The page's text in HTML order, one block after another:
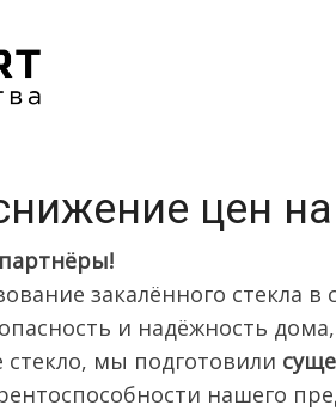
цен
закалённого стекла
и надёжность
стекло, мы подготовили
нашего